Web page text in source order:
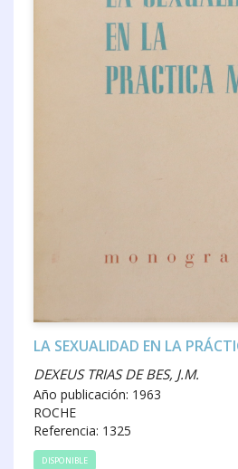
LA SEXUALIDAD EN LA
DEXEUS TRIAS DE BES, J.M.
Año publicación: 1963
ROCHE
Referencia: 1325
DISPONIBLE